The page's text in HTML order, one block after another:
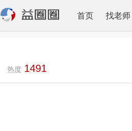
首页 找老师
热度 1491